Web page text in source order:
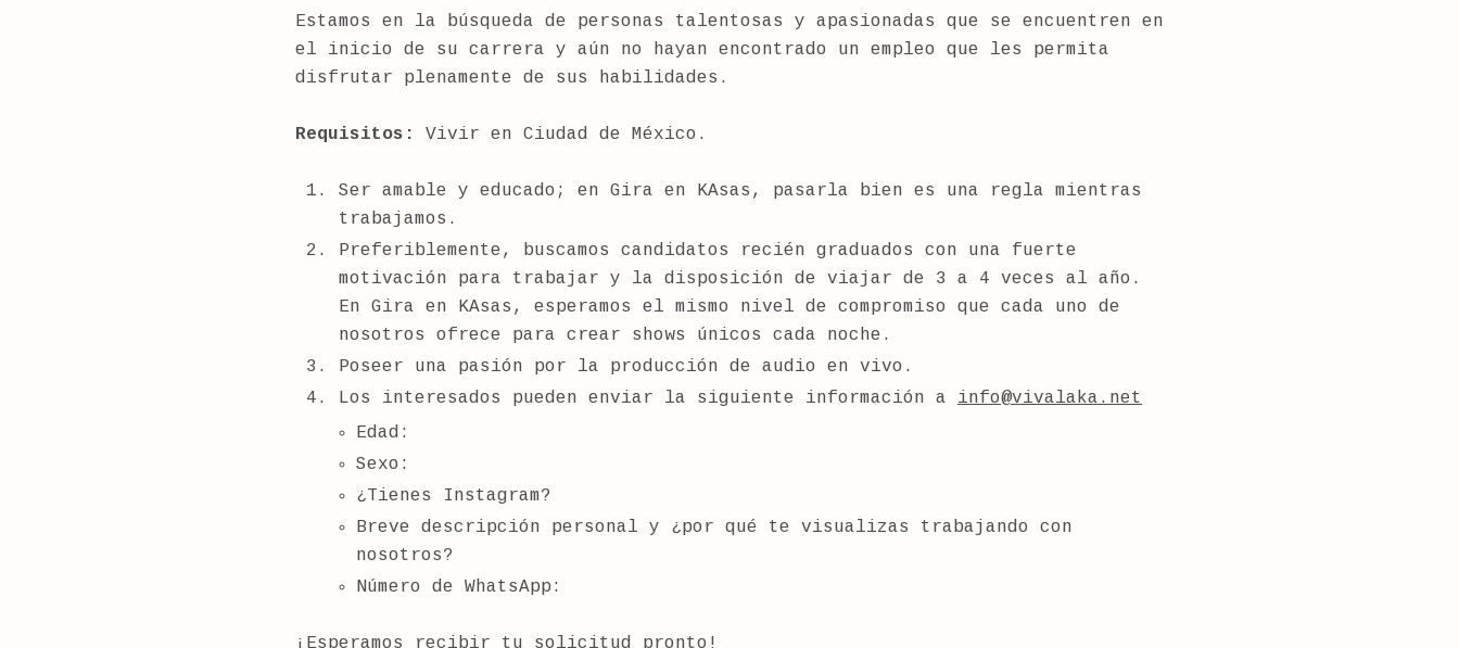
Estamos en la búsqueda de personas talentosas y apasionadas que se encuentren en
el inicio de su carrera y aún no hayan encontrado un empleo que les permita
disfrutar plenamente de sus habilidades.
Requisitos: Vivir en Ciudad de México.
Ser amable y educado; en Gira en KAsas, pasarla bien es una regla mientras
trabajamos.
Preferiblemente, buscamos candidatos recién graduados con una fuerte
motivación para trabajar y la disposición de viajar de 3 a 4 veces al año.
En Gira en KAsas, esperamos el mismo nivel de compromiso que cada uno de
nosotros ofrece para crear shows únicos cada noche.
Poseer una pasión por la producción de audio en vivo.
Los interesados pueden enviar la siguiente información a info@vivalaka.net
Edad:
Sexo:
¿Tienes Instagram?
Breve descripción personal y ¿por qué te visualizas trabajando con
nosotros?
Número de WhatsApp:
¡Esperamos recibir tu solicitud pronto!